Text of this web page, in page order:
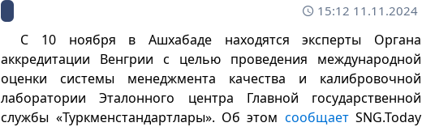
15:12 11.11.2024
С 10 ноября в Ашхабаде находятся эксперты Органа
аккредитации Венгрии с целью проведения международной
оценки системы менеджмента качества и калибровочной
лаборатории Эталонного центра Главной государственной
службы «Туркменстандартлары». Об этом сообщаетSNG.Today